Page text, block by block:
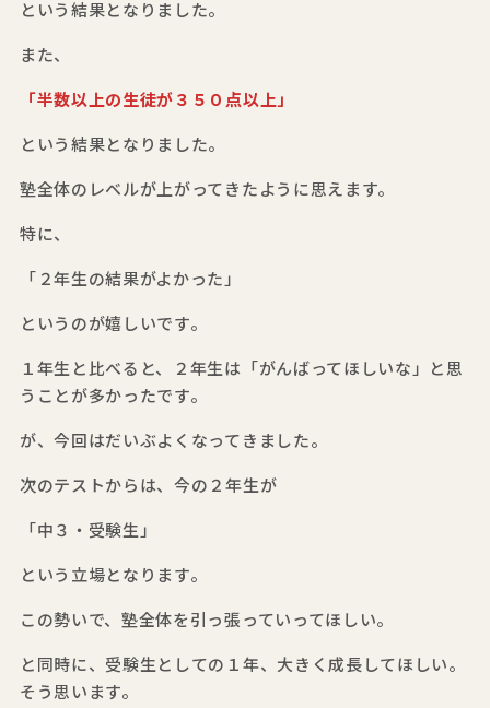
という結果となりました。
また、
「半数以上の生徒が３５０点以上」
という結果となりました。
塾全体のレベルが上がってきたように思えます。
特に、
「２年生の結果がよかった」
というのが嬉しいです。
１年生と比べると、２年生は「がんばってほしいな」と思
うことが多かったです。
が、今回はだいぶよくなってきました。
次のテストからは、今の２年生が
「中３・受験生」
という立場となります。
この勢いで、塾全体を引っ張っていってほしい。
と同時に、受験生としての１年、大きく成長してほしい。
そう思います。